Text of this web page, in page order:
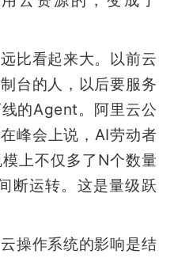
比看起来大。以前云
台的人，以后要服务
的Agent。阿里云公
峰会上说，AI劳动者
上不仅多了N个数量
断运转。这是量级跃
操作系统的影响是结